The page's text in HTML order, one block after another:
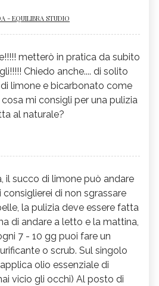
, e nelle parti più colpite dai
a base di cetriolo
non usare prodotti
agressivi,l'olio indiano è
adatto a pulire i pori in
sera prima di andare a letto.
punti neri. Per dare una
aver pulito fegato e curato
utilizza boswelia e the verde
Per maggiori delucidazione,
contattarmi. Fammi sapere
- EQUILIBRA STUDIO
metterò in pratica da subito
Chiedo anche.... di solito
limone e bicarbonato come
mi consigli per una pulizia
al naturale?
il succo di limone può andare
consiglierei di non sgrassare
la pulizia deve essere fatta
di andare a letto e la mattina,
7 - 10 gg puoi fare un
o scrub. Sul singolo
olio essenziale di
vicio gli occhi) Al posto di